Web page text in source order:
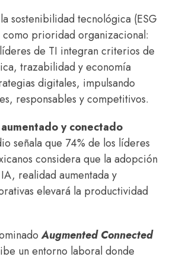
sostenibilidad tecnológica (ESG
como prioridad organizacional:
de TI integran criterios de
trazabilidad y economía
digitales, impulsando
responsables y competitivos.
y conectado
señala que 74% de los líderes
considera que la adopción
realidad aumentada y
elevará la productividad
Augmented Connected
un entorno laboral donde